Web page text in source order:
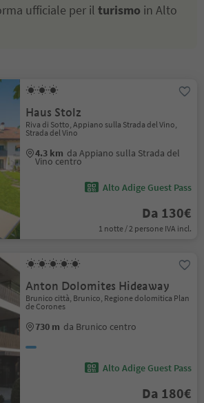
ufficiale per il turismo in Alto
Haus Stolz
Riva di Sotto, Appiano sulla Strada del Vino,
Strada del Vino
4.3 km da Appiano sulla Strada del
Vino centro
Alto Adige Guest Pass
Da 130€
1 notte / 2 persone IVA incl.
Anton Dolomites Hideaway
Brunico città, Brunico, Regione dolomitica Plan
de Corones
730 m da Brunico centro
Alto Adige Guest Pass
Da 180€